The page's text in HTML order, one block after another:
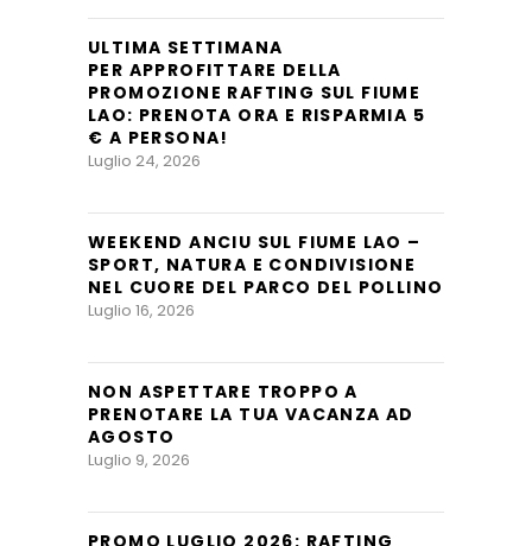
ULTIMA SETTIMANA
PER APPROFITTARE DELLA
PROMOZIONE RAFTING SUL FIUME
LAO: PRENOTA ORA E RISPARMIA 5
€ A PERSONA!
Luglio 24, 2026
WEEKEND ANCIU SUL FIUME LAO –
SPORT, NATURA E CONDIVISIONE
NEL CUORE DEL PARCO DEL POLLINO
Luglio 16, 2026
NON ASPETTARE TROPPO A
PRENOTARE LA TUA VACANZA AD
AGOSTO
Luglio 9, 2026
PROMO LUGLIO 2026: RAFTING